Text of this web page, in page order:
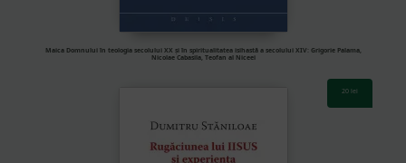
Maica Domnului în teologia secolului XX și în spiritualitatea isihastă a secolului XIV: Grigorie Palama,
Nicolae Cabasila, Teofan al Niceei
20lei